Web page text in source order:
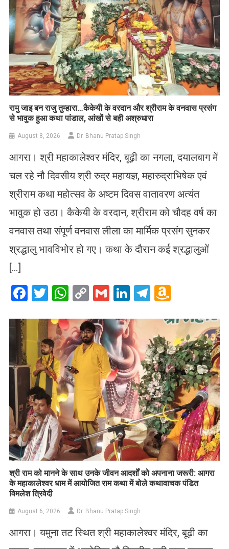
रामु जाइ बन राजु तुम्हारा…कैकेयी के वरदान और श्रीराम के वनवास प्रसंग
से भावुक हुआ कथा पांडाल, आंखों से बही अश्रुधारा
August 8, 2026 Dr. Bhanu Pratap Singh
आगरा। श्री महाकालेश्वर मंदिर, बूढ़ी का नगला, दयालबाग में
चल रहे नौ दिवसीय श्री रुद्र महायज्ञ, महारुद्राभिषेक एवं
श्रीराम कथा महोत्सव के अष्टम दिवस वातावरण अत्यंत
भावुक हो उठा। कैकेयी के वरदान, श्रीराम को चौदह वर्ष का
वनवास तथा संपूर्ण वनवास लीला का मार्मिक प्रसंग सुनकर
श्रद्धालु भावविभोर हो गए। कथा के दौरान कई श्रद्धालुओं
[…]
Facebook
Twitter
WhatsApp
CopyGmailLinkedIn
Telegram
List
​श्री राम को मानने के साथ उनके जीवन आदर्शों को अपनाना जरूरी: आगरा
के महाकालेश्वर धाम में आयोजित राम कथा में बोले कथावाचक पंडित
विमलेश त्रिवेदी
August 6, 2026 Dr. Bhanu Pratap Singh
आगरा। यमुना तट स्थित श्री महाकालेश्वर मंदिर, बूढ़ी का